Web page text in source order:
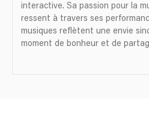
interactive. Sa passion pour la
ressent à travers ses
musiques reflètent une envie
moment de bonheur et de